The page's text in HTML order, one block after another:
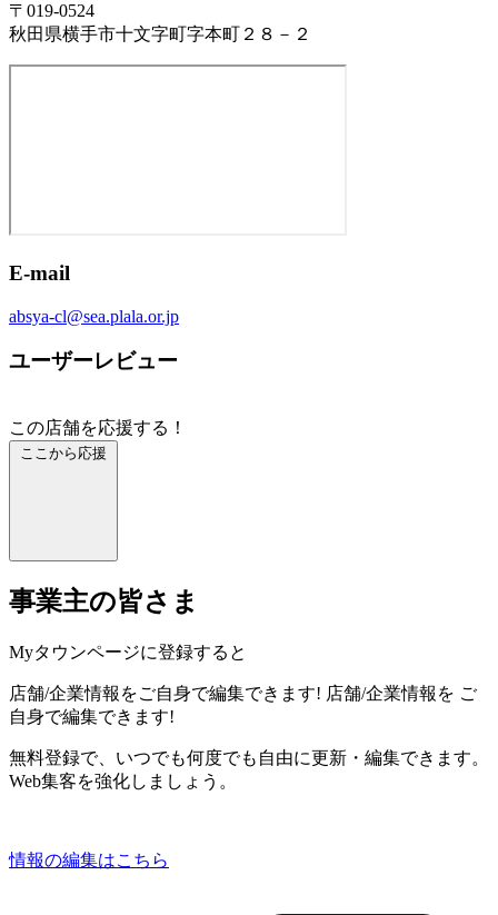
〒019-0524
秋田県横手市十文字町字本町２８－２
E-mail
absya-cl@sea.plala.or.jp
ユーザーレビュー
この店舗を応援する！
ここから応援
事業主の皆さま
Myタウンページに登録すると
店舗/企業情報をご自身で編集できます! 店舗/企業情報を ご
自身で編集できます!
無料登録で、いつでも何度でも自由に更新・編集できます。
Web集客を強化しましょう。
情報の編集はこちら